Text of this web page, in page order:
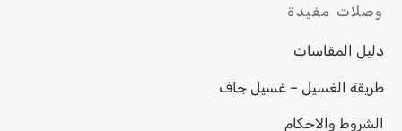
وصلات مفيدة
دليل المقاسات
طريقة الغسيل – غسيل جاف
الشروط والاحكام